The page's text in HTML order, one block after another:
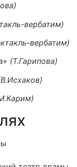
вербатим)
вербатим)
(Т.Гарипова)